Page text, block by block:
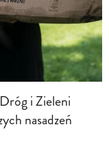
i Zieleni
nasadzeń